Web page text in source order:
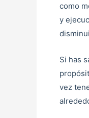
como
y
Si has
vez